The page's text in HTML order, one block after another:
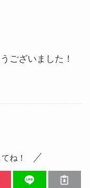
ございました！
ね！